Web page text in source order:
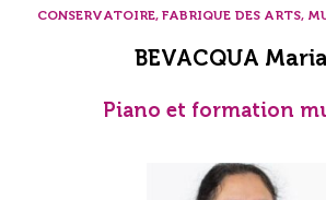
CONSERVATOIRE, FABRIQUE DES ARTS,
BEVACQUA
Piano et formation